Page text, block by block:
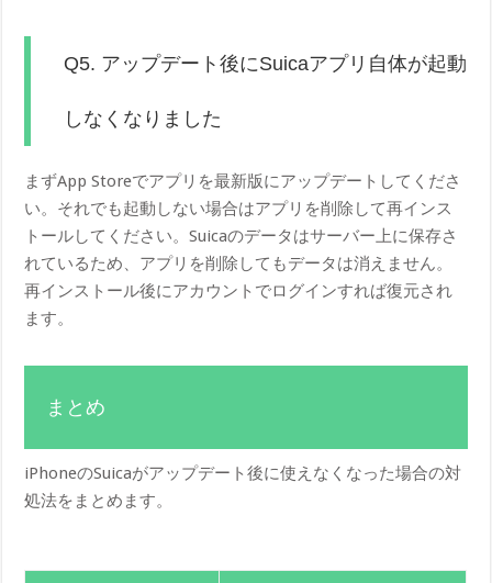
Q5. アップデート後にSuicaアプリ自体が起動
しなくなりました
まずApp Storeでアプリを最新版にアップデートしてくださ
い。それでも起動しない場合はアプリを削除して再インス
トールしてください。Suicaのデータはサーバー上に保存さ
れているため、アプリを削除してもデータは消えません。
再インストール後にアカウントでログインすれば復元され
ます。
まとめ
iPhoneのSuicaがアップデート後に使えなくなった場合の対
処法をまとめます。